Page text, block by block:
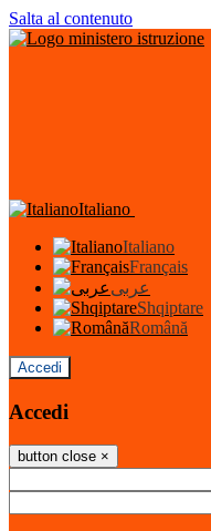
Salta al contenuto
Italiano
Italiano
Français
عربى
Shqiptare
Română
Accedi
Accedi
button close ×